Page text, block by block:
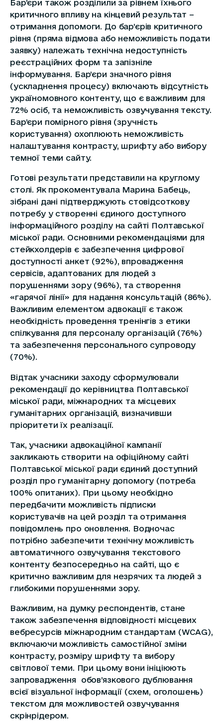
Бар’єри також розділили за рівнем їхнього
критичного впливу на кінцевий результат –
отримання допомоги. До бар’єрів критичного
рівня (пряма відмова або неможливість подати
заявку) належать технічна недоступність
реєстраційних форм та запізніле
інформування. Бар’єри значного рівня
(ускладнення процесу) включають відсутність
україномовного контенту, що є важливим для
72% осіб, та неможливість озвучування тексту.
Бар’єри помірного рівня (зручність
користування) охоплюють неможливість
налаштування контрасту, шрифту або вибору
темної теми сайту.
Готові результати представили на круглому
столі. Як прокоментувала Марина Бабець,
зібрані дані підтверджують стовідсоткову
потребу у створенні єдиного доступного
інформаційного розділу на сайті Полтавської
міської ради. Основними рекомендаціями для
стейкхолдерів є забезпечення цифрової
доступності анкет (92%), впровадження
сервісів, адаптованих для людей з
порушеннями зору (96%), та створення
«гарячої лінії» для надання консультацій (86%).
Важливим елементом адвокації є також
необхідність проведення тренінгів з етики
спілкування для персоналу організацій (76%)
та забезпечення персонального супроводу
(70%).
Відтак учасники заходу сформулювали
рекомендації до керівництва Полтавської
міської ради, міжнародних та місцевих
гуманітарних організацій, визначивши
пріоритети їх реалізації.
Так, учасники адвокаційної кампанії
закликають створити на офіційному сайті
Полтавської міської ради єдиний доступний
розділ про гуманітарну допомогу (потреба
100% опитаних). При цьому необхідно
передбачити можливість підписки
користувачів на цей розділ та отримання
повідомлень про оновлення. Водночас
потрібно забезпечити технічну можливість
автоматичного озвучування текстового
контенту безпосередньо на сайті, що є
критично важливим для незрячих та людей з
глибокими порушеннями зору.
Важливим, на думку респондентів, стане
також забезпечення відповідності місцевих
вебресурсів міжнародним стандартам (WCAG),
включаючи можливість самостійної зміни
контрасту, розміру шрифту та вибору
світлової теми. При цьому вони ініціюють
запровадження обов’язкового дублювання
всієї візуальної інформації (схем, оголошень)
текстом для можливостей озвучування
скрінрідером.